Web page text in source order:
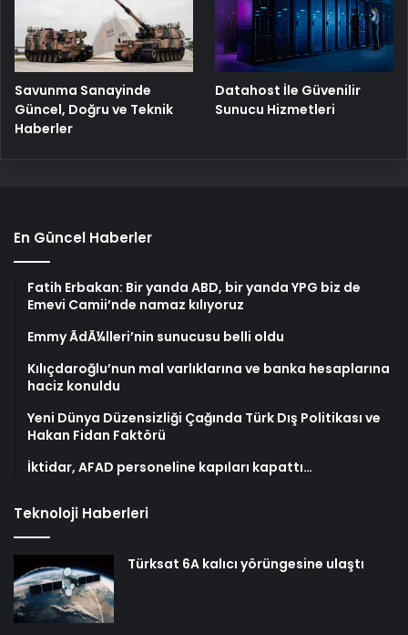
Savunma Sanayinde
Güncel, Doğru ve Teknik
Haberler
Datahost İle Güvenilir
Sunucu Hizmetleri
En Güncel Haberler
Fatih Erbakan: Bir yanda ABD, bir yanda YPG biz de
Emevi Camii’nde namaz kılıyoruz
Emmy ÃdÃ¼lleri’nin sunucusu belli oldu
Kılıçdaroğlu’nun mal varlıklarına ve banka hesaplarına
haciz konuldu
Yeni Dünya Düzensizliği Çağında Türk Dış Politikası ve
Hakan Fidan Faktörü
İktidar, AFAD personeline kapıları kapattı…
Teknoloji Haberleri
Türksat 6A kalıcı yörüngesine ulaştı